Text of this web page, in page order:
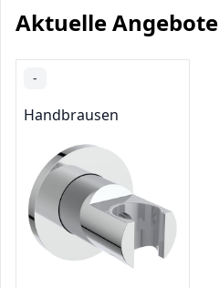
Aktuelle Angebote
-
Handbrausen